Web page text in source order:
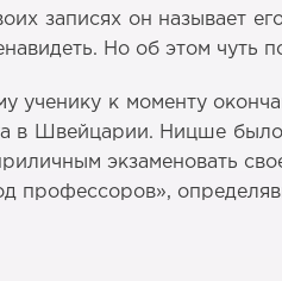
записях он называет
Но об этом чуть
к моменту
в Швейцарии. Ницше
экзаменовать
профессоров»,